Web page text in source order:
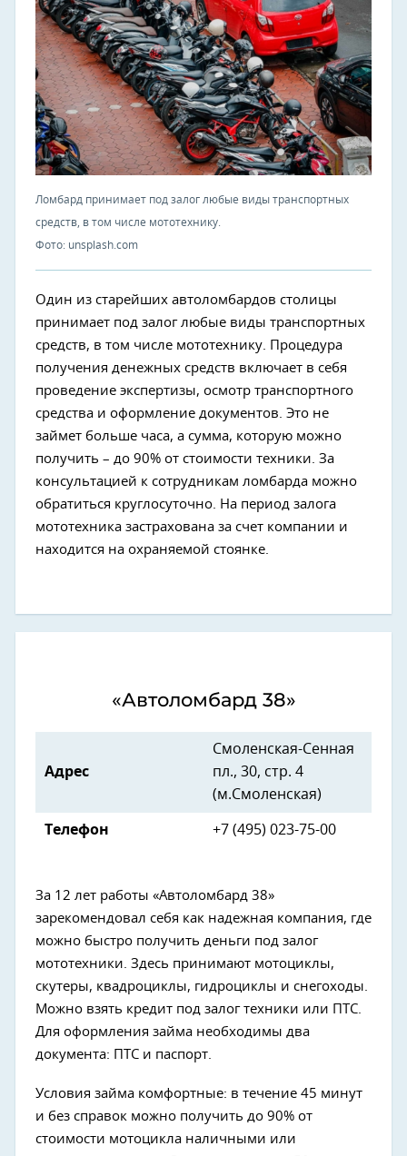
Ломбард принимает под залог любые виды транспортных
средств, в том числе мототехнику.
Фото: unsplash.com
Один из старейших автоломбардов столицы
принимает под залог любые виды транспортных
средств, в том числе мототехнику. Процедура
получения денежных средств включает в себя
проведение экспертизы, осмотр транспортного
средства и оформление документов. Это не
займет больше часа, а сумма, которую можно
получить – до 90% от стоимости техники. За
консультацией к сотрудникам ломбарда можно
обратиться круглосуточно. На период залога
мототехника застрахована за счет компании и
находится на охраняемой стоянке.
«Автоломбард 38»
Адрес
Смоленская-Сенная
пл., 30, стр. 4
(м.Смоленская)
Телефон +7 (495) 023-75-00
За 12 лет работы «Автоломбард 38»
зарекомендовал себя как надежная компания, где
можно быстро получить деньги под залог
мототехники. Здесь принимают мотоциклы,
скутеры, квадроциклы, гидроциклы и снегоходы.
Можно взять кредит под залог техники или ПТС.
Для оформления займа необходимы два
документа: ПТС и паспорт.
Условия займа комфортные: в течение 45 минут
и без справок можно получить до 90% от
стоимости мотоцикла наличными или